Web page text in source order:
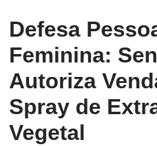
Defesa
Feminina:
Autoriza
Spray de
Vegetal